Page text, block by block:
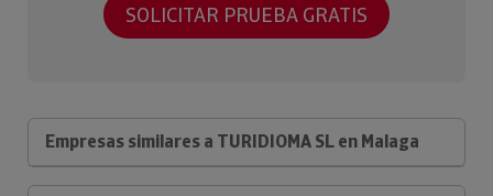
SOLICITAR PRUEBA GRATIS
Empresas similares a TURIDIOMA SL en Malaga